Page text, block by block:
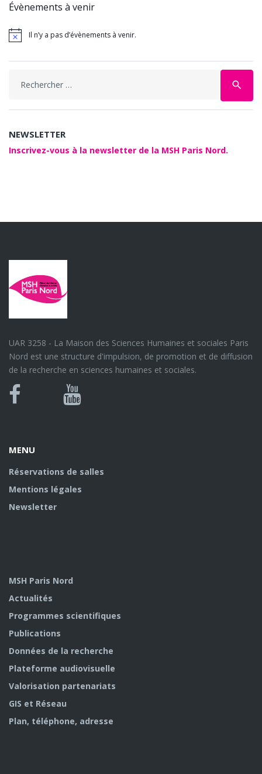
Évènements à venir
Il n’y a pas d’évènements à venir.
search
NEWSLETTER
Inscrivez-vous à la newsletter de la MSH Paris Nord.
UAR 3258 - La Maison des Sciences Humaines et sociales Paris
Nord est une structure d'impulsion, de promotion et de diffusion
de la recherche en sciences humaines et sociales.
Bluesky
Canal
MENU
Réservations de salles
Mentions légales
Newsletter
MSH Paris Nord
Actualités
Programmes scientifiques
Publications
Données de la recherche
Plateforme audiovisuelle
Valorisation partenariats
GIS et Réseau
Plan, téléphone, adresse